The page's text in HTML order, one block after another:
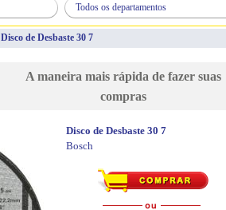
Disco de Desbaste 30 7
A maneira mais rápida de fazer suas
compras
Disco de Desbaste 30 7
Bosch
Todos os departamentos